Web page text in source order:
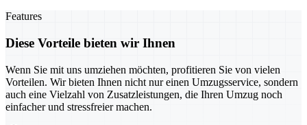
Features
Diese Vorteile bieten wir Ihnen
Wenn Sie mit uns umziehen möchten, profitieren Sie von vielen
Vorteilen. Wir bieten Ihnen nicht nur einen Umzugsservice, sondern
auch eine Vielzahl von Zusatzleistungen, die Ihren Umzug noch
einfacher und stressfreier machen.